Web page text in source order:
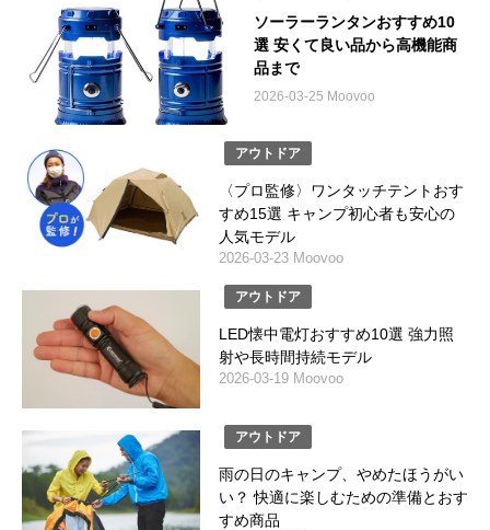
ソーラーランタンおすすめ10
選 安くて良い品から高機能商
品まで
2026-03-25 Moovoo
アウトドア
〈プロ監修〉ワンタッチテントおす
すめ15選 キャンプ初心者も安心の
人気モデル
2026-03-23 Moovoo
アウトドア
LED懐中電灯おすすめ10選 強力照
射や長時間持続モデル
2026-03-19 Moovoo
アウトドア
雨の日のキャンプ、やめたほうがい
い？ 快適に楽しむための準備とおす
すめ商品